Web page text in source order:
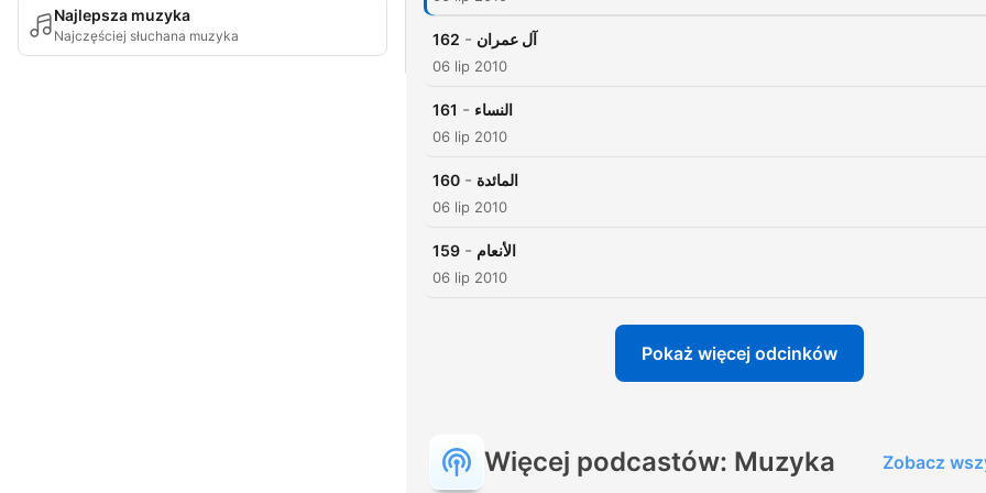
Najlepsza muzyka
Najczęściej słuchana muzyka 162 - آل عمران
06 lip 2010
161 - النساء
06 lip 2010
160 - المائدة
06 lip 2010
159 - الأنعام
06 lip 2010
Pokaż więcej odcinków
Więcej podcastów: Muzyka Zobacz